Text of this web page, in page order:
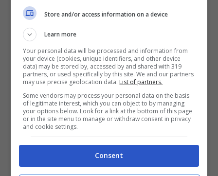
condizioni discrete. Dopo aver recuperato la
carrozzeria, però, la vettura è rimasta
esposta a intemperie.E’ emersa anche della
ruggine.Le condizioni non sono pessime, ma
è stata lasciata marcire.
Store and/or access information on a device
Learn more
Your personal data will be processed and information from
your device (cookies, unique identifiers, and other device
data) may be stored by, accessed by and shared with 319
partners, or used specifically by this site. We and our partners
may use precise geolocation data. List of partners.
Some vendors may process your personal data on the basis
of legitimate interest, which you can object to by managing
your options below. Look for a link at the bottom of this page
or in the site menu to manage or withdraw consent in privacy
and cookie settings.
Consent